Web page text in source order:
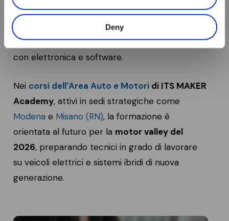
Deny
motoristica. Batterie, sistemi di gestione
termica e nuove architetture di propulsione
richiedono competenze meccaniche integrate
con elettronica e software.
Nei corsi dell’Area Auto e Motori di ITS MAKER
Academy, attivi in sedi strategiche come
Modena e Misano (RN), la formazione è
orientata al futuro per la motor valley del
2026, preparando tecnici in grado di lavorare
su veicoli elettrici e sistemi ibridi di nuova
generazione.